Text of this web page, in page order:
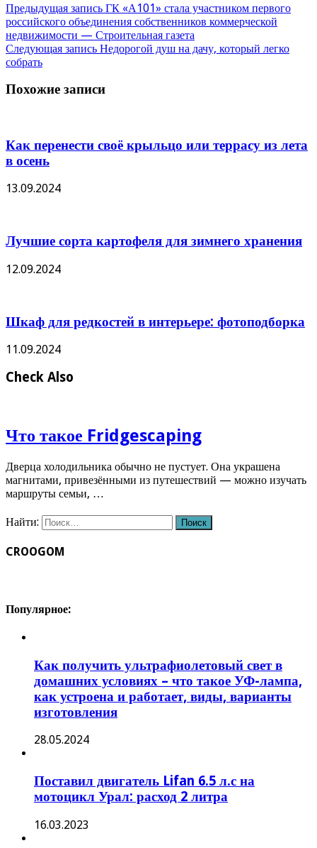
Предыдущая запись ГК «А101» стала участником первого
российского объединения собственников коммерческой
недвижимости — Строительная газета
Следующая запись Недорогой душ на дачу, который легко
собрать
Похожие записи
Как перенести своё крыльцо или террасу из лета
в осень
13.09.2024
Лучшие сорта картофеля для зимнего хранения
12.09.2024
Шкаф для редкостей в интерьере: фотоподборка
11.09.2024
Check Also
Что такое Fridgescaping
Дверца холодильника обычно не пустует. Она украшена
магнитами, привезёнными из путешествий — можно изучать
маршруты семьи, …
Найти:
CROOGOM
Популярное:
Как получить ультрафиолетовый свет в
домашних условиях – что такое УФ-лампа,
как устроена и работает, виды, варианты
изготовления
28.05.2024
Поставил двигатель Lifan 6.5 л.с на
мотоцикл Урал: расход 2 литра
16.03.2023